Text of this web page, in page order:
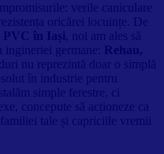
verile caniculare
oricărei locuințe. De
PVC în Iași , noi am ales să
ingineriei germane:
Rehau,
nu reprezintă doar o simplă
în industrie pentru
simple ferestre, ci
concepute să acționeze ca
tale și capriciile vremii